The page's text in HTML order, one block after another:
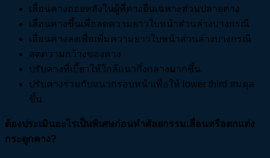
เลื่อนคางถอยหลังในผู้ที่คางยื่นเฉพาะส่วนปลายคาง
เลื่อนคางขึ้นเพื่อลดความยาวใบหน้าส่วนล่างบางกรณี
เลื่อนคางลงเพื่อเพิ่มความยาวใบหน้าส่วนล่างบางกรณี
ลดความกว้างของคาง
ปรับคางที่เบี้ยวให้ใกล้แนวกึ่งกลางมากขึ้น
ปรับคางร่วมกับแนวกรอบหน้าเพื่อให้ lower third สมดุล
ขึ้น
ต้องประเมินอะไรเป็นพิเศษก่อนทำศัลยกรรมเลื่อนหรือตกแต่ง
กระดูกคาง?